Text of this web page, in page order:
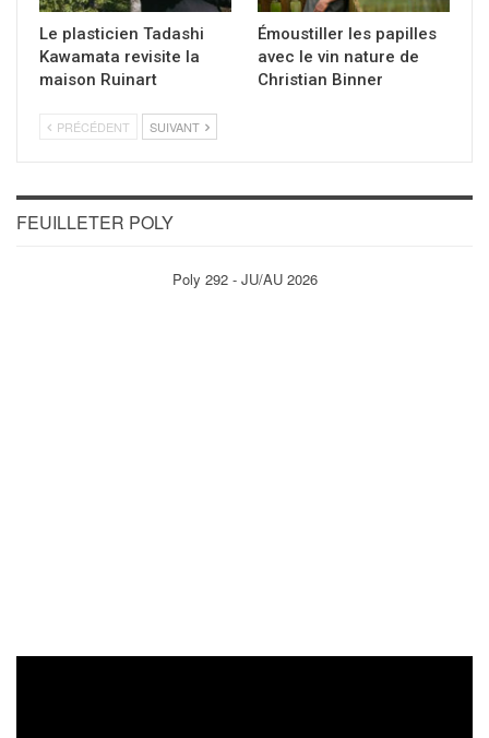
Le plasticien Tadashi
Kawamata revisite la
maison Ruinart
Émoustiller les papilles
avec le vin nature de
Christian Binner
PRÉCÉDENT SUIVANT
FEUILLETER POLY
Poly 292 - JU/AU 2026